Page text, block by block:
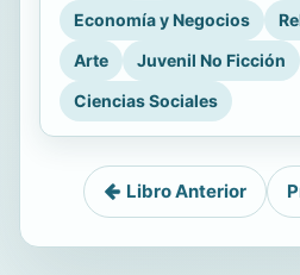
Economía y Negocios
Arte
Juvenil No Ficción
Ciencias Sociales
Libro Anterior